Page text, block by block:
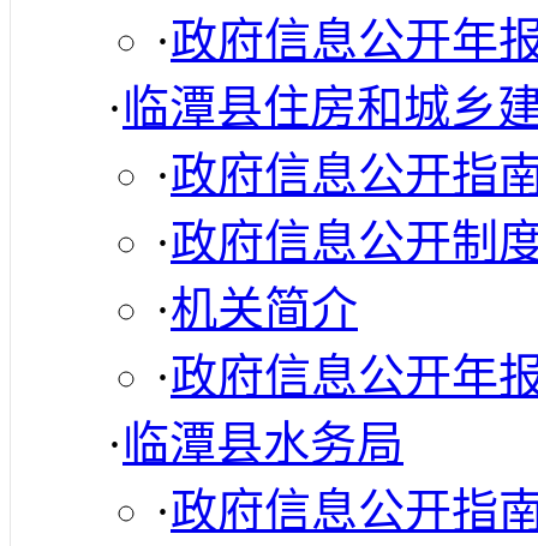
·政府信息公开年
·临潭县住房和城乡
·政府信息公开指
·政府信息公开制
·机关简介
·政府信息公开年
·临潭县水务局
·政府信息公开指